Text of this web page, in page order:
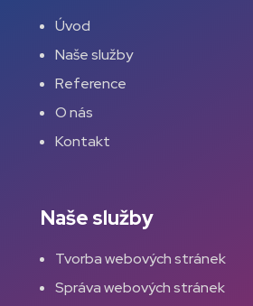
Úvod
Naše služby
Reference
O nás
Kontakt
Naše služby
Tvorba webových stránek
Správa webových stránek